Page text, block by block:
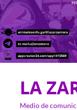
LA
Medio de